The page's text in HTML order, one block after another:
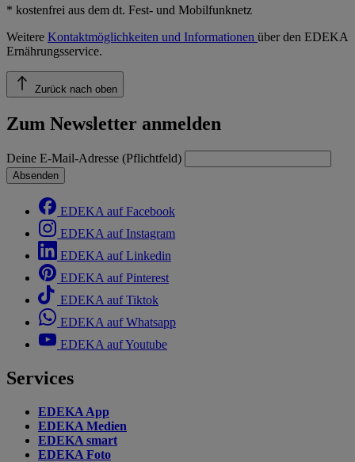
* kostenfrei aus dem dt. Fest- und Mobilfunknetz
Weitere Kontaktmöglichkeiten und Informationen über den EDEKA
Ernährungsservice.
Zurück nach oben
Zum Newsletter anmelden
Deine E-Mail-Adresse (Pflichtfeld)
Absenden
EDEKA auf Facebook
EDEKA auf Instagram
EDEKA auf Linkedin
EDEKA auf Pinterest
EDEKA auf Tiktok
EDEKA auf Whatsapp
EDEKA auf Youtube
Services
EDEKA App
EDEKA Medien
EDEKA smart
EDEKA Foto